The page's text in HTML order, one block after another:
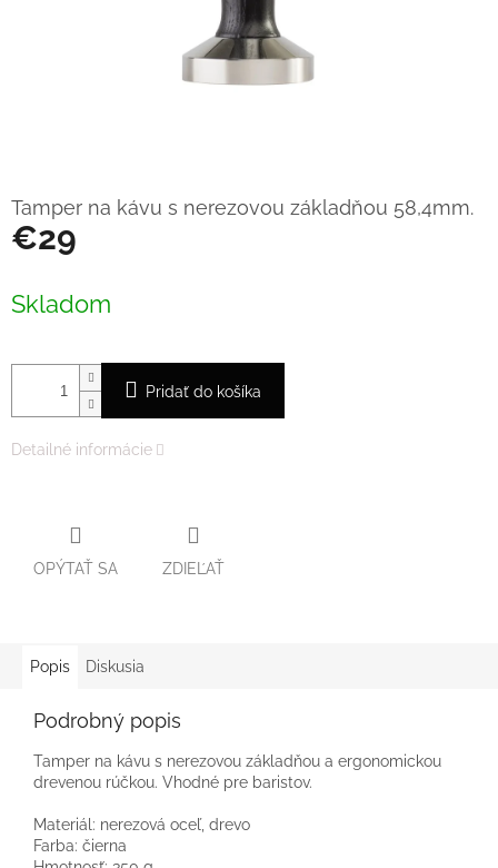
€29
cena:
Skladom
Pridať do košíka
Tamper na kávu s nerezovou základňou 58,4mm.
Detailné informácie
OPÝTAŤ SA ZDIEĽAŤ
Popis Diskusia
Podrobný popis
Tamper na kávu s nerezovou základňou a ergonomickou
drevenou rúčkou. Vhodné pre baristov.
Materiál: nerezová oceľ, drevo
Farba: čierna